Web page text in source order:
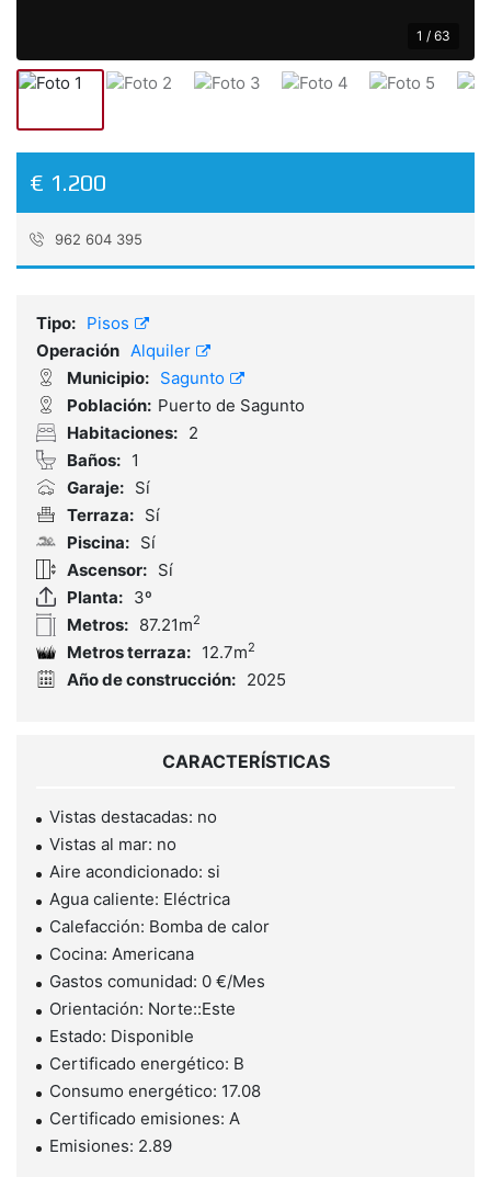
1 / 63
€ 1.200
962 604 395
Tipo: Pisos
Operación Alquiler
Municipio: Sagunto
Población: Puerto de Sagunto
Habitaciones: 2
Baños: 1
Garaje: Sí
Terraza: Sí
Piscina: Sí
Ascensor: Sí
Planta: 3º
Metros: 87.21m2
Metros terraza: 12.7m2
Año de construcción: 2025
CARACTERÍSTICAS
Vistas destacadas: no
Vistas al mar: no
Aire acondicionado: si
Agua caliente: Eléctrica
Calefacción: Bomba de calor
Cocina: Americana
Gastos comunidad: 0 €/Mes
Orientación: Norte::Este
Estado: Disponible
Certificado energético: B
Consumo energético: 17.08
Certificado emisiones: A
Emisiones: 2.89